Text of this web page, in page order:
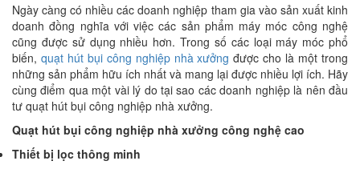
Ngày càng có nhiều các doanh nghiệp tham gia vào sản xuất kinh
doanh đồng nghĩa với việc các sản phẩm máy móc công nghệ
cũng được sử dụng nhiều hơn. Trong số các loại máy móc phổ
biến, quạt hút bụi công nghiệp nhà xưởng được cho là một trong
những sản phẩm hữu ích nhất và mang lại được nhiều lợi ích. Hãy
cùng điểm qua một vài lý do tại sao các doanh nghiệp là nên đầu
tư quạt hút bụi công nghiệp nhà xưởng.
Quạt hút bụi công nghiệp nhà xưởng công nghệ cao
Thiết bị lọc thông minh